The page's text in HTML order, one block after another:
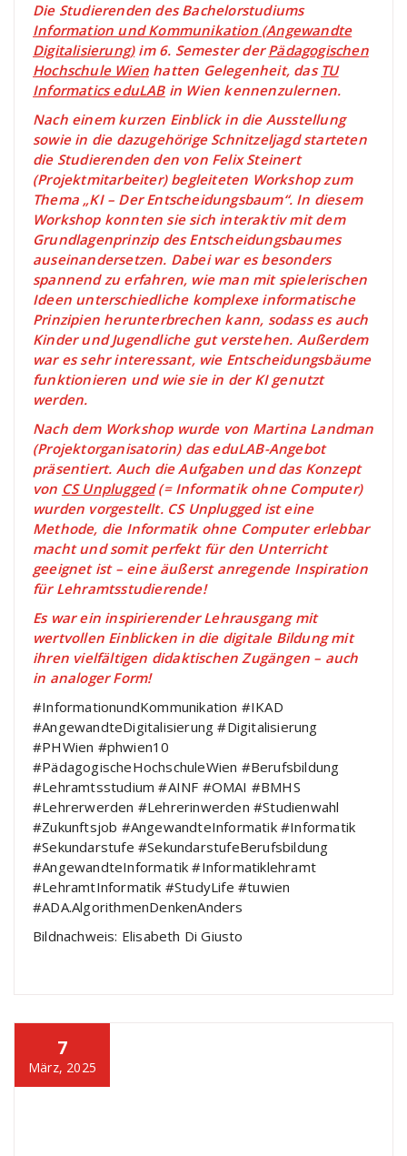
Die Studierenden des Bachelorstudiums
Information und Kommunikation (Angewandte
Digitalisierung)im 6. Semester derPädagogischen
Hochschule Wien hatten Gelegenheit, das TU
Informatics eduLABin Wien kennenzulernen.
Nach einem kurzen Einblick in die Ausstellung
sowie in die dazugehörige Schnitzeljagd starteten
die Studierenden den von Felix Steinert
(Projektmitarbeiter) begleiteten Workshop zum
Thema „KI – Der Entscheidungsbaum“. In diesem
Workshop konnten sie sich interaktiv mit dem
Grundlagenprinzip des Entscheidungsbaumes
auseinandersetzen. Dabei war es besonders
spannend zu erfahren, wie man mit spielerischen
Ideen unterschiedliche komplexe informatische
Prinzipien herunterbrechen kann, sodass es auch
Kinder und Jugendliche gut verstehen. Außerdem
war es sehr interessant, wie Entscheidungsbäume
funktionieren und wie sie in der KI genutzt
werden.
Nach dem Workshop wurde von Martina Landman
(Projektorganisatorin) das eduLAB-Angebot
präsentiert. Auch die Aufgaben und das Konzept
von CS Unplugged(= Informatik ohne Computer)
wurden vorgestellt. CS Unplugged ist eine
Methode, die Informatik ohne Computer erlebbar
macht und somit perfekt für den Unterricht
geeignet ist – eine äußerst anregende Inspiration
für Lehramtsstudierende!
Es war ein inspirierender Lehrausgang mit
wertvollen Einblicken in die digitale Bildung mit
ihren vielfältigen didaktischen Zugängen – auch
in analoger Form!
#InformationundKommunikation #IKAD
#AngewandteDigitalisierung #Digitalisierung
#PHWien #phwien10
#PädagogischeHochschuleWien #Berufsbildung
#Lehramtsstudium #AINF #OMAI #BMHS
#Lehrerwerden #Lehrerinwerden #Studienwahl
#Zukunftsjob #AngewandteInformatik #Informatik
#Sekundarstufe #SekundarstufeBerufsbildung
#AngewandteInformatik #Informatiklehramt
#LehramtInformatik #StudyLife #tuwien
#ADA.AlgorithmenDenkenAnders
Bildnachweis: Elisabeth Di Giusto
7
März, 2025